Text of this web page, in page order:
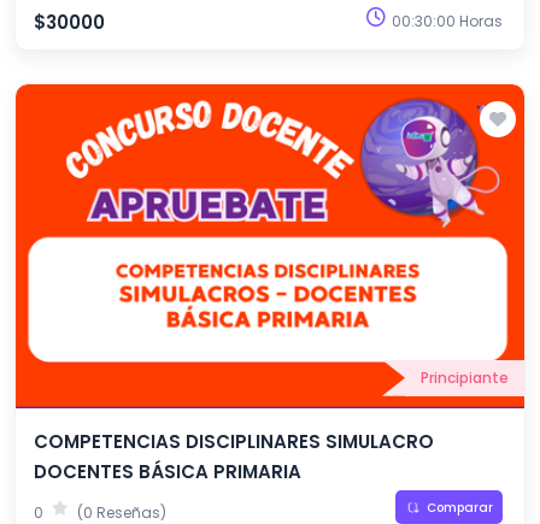
$30000 00:30:00 Horas
Principiante
COMPETENCIAS DISCIPLINARES SIMULACRO
DOCENTES BÁSICA PRIMARIA
0 (0 Reseñas) Comparar